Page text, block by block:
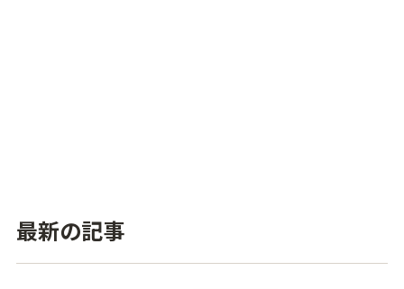
最新の記事